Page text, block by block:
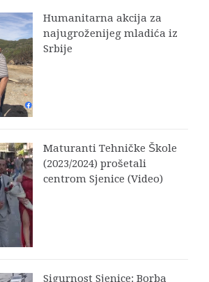
Humanitarna akcija za
najugroženijeg mladića iz
Srbije
Maturanti Tehničke Škole
(2023/2024) prošetali
centrom Sjenice (Video)
Sigurnost Sjenice: Borba